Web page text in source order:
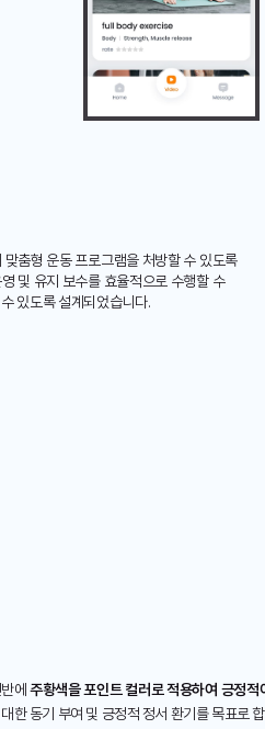
춤형 운동 프로그램을 처방할 수 있도록
및 유지 보수를 효율적으로 수행할 수
있도록 설계되었습니다.
에 주황색을 포인트 컬러로 적용하여 긍정
한 동기 부여 및 긍정적 정서 환기를 목표로